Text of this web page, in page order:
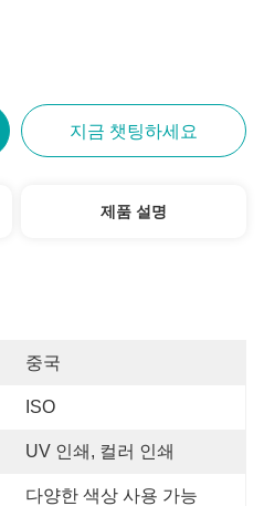
지금 챗팅하세요
제품 설명
중국
ISO
UV 인쇄, 컬러 인쇄
다양한 색상 사용 가능